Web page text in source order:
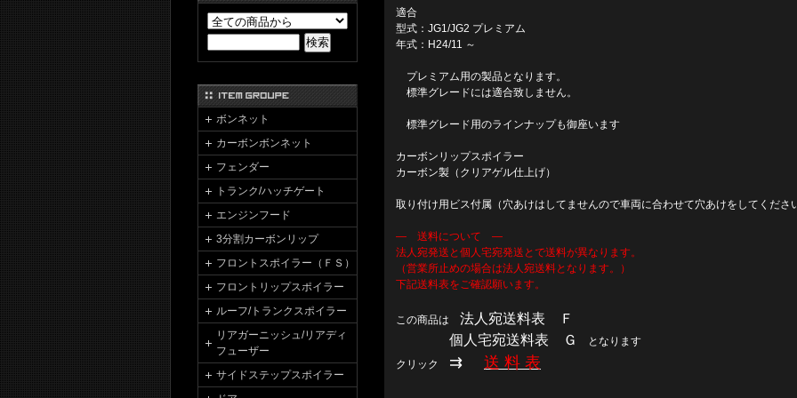
適合
型式：JG1/JG2 プレミアム
年式：H24/11 ～
プレミアム用の製品となります。
標準グレードには適合致しません。
標準グレード用のラインナップも御座います
カーボンリップスポイラー
カーボン製（クリアゲル仕上げ）
取り付け用ビス付属（穴あけはしてませんので車両に合わせて穴あけをしてくださ
― 送料について ―
法人宛発送と個人宅宛発送とで送料が異なります。
（営業所止めの場合は法人宛送料となります。）
下記送料表をご確認願います。
この商品は 法人宛送料表 Ｆ
個人宅宛送料表 Ｇ
となります
クリック ⇉ 送 料 表
ボンネット
カーボンボンネット
フェンダー
トランク/ハッチゲート
エンジンフード
3分割カーボンリップ
フロントスポイラー（ＦＳ）
フロントリップスポイラー
ルーフ/トランクスポイラー
リアガーニッシュ/リアディ
フューザー
サイドステップスポイラー